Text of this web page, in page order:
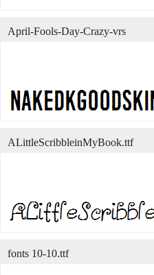
April-Fools-Day-Crazy-vrs
ALittleScribbleinMyBook.ttf
fonts 10-10.ttf